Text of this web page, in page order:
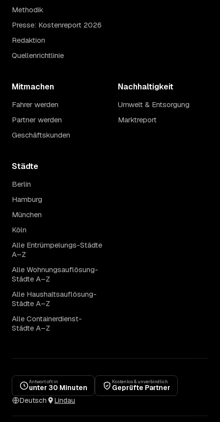
Methodik
Presse: Kostenreport 2026
Redaktion
Quellenrichtlinie
Mitmachen
Fahrer werden
Partner werden
Geschäftskunden
Nachhaltigkeit
Umwelt & Entsorgung
Marktreport
Städte
Berlin
Hamburg
München
Köln
Alle Entrümpelungs-Städte
A–Z
Alle Wohnungsauflösung-
Städte A–Z
Alle Haushaltsauflösung-
Städte A–Z
Alle Containerdienst-
Städte A–Z
Antwort oft in
unter 30 Minuten
Kostenlos & unverbindlich
Geprüfte Partner
Deutsch
Lindau